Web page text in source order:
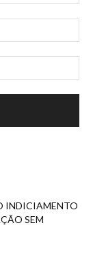
INDICIAMENTO
SEM